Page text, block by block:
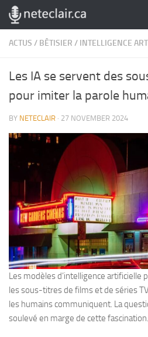
Skip to content
ACTUS / BÊTISIER / INTELLIGENCE
Les IA se servent des
pour imiter la parole
BY NETECLAIR · 27 NOVEMBER 2024
Les modèles d’intelligence artificielle
les sous-titres de films et de séries
les humains communiquent. La
soulevé en marge de cette fascination.